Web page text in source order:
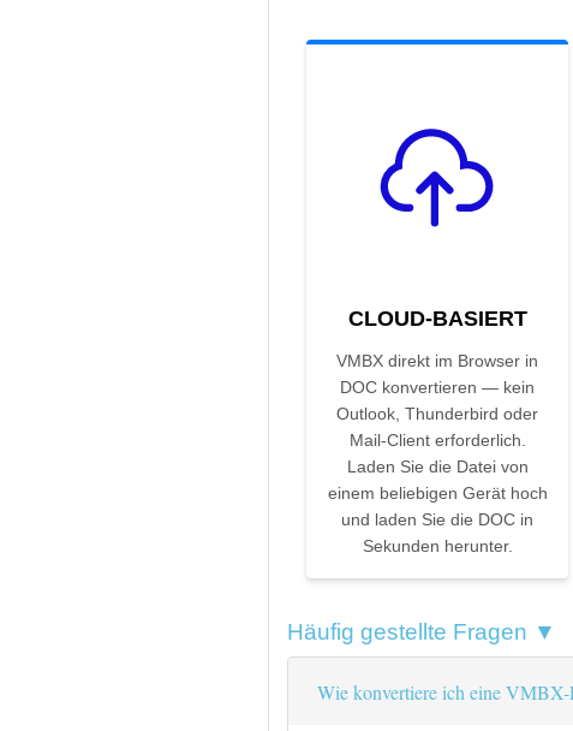
CLOUD-BASIERT
VMBX direkt im Browser in
DOC konvertieren — kein
Outlook, Thunderbird oder
Mail-Client erforderlich.
Laden Sie die Datei von
einem beliebigen Gerät hoch
und laden Sie die DOC in
Sekunden herunter.
Häufig gestellte Fragen ▼
Wie konvertiere ich eine